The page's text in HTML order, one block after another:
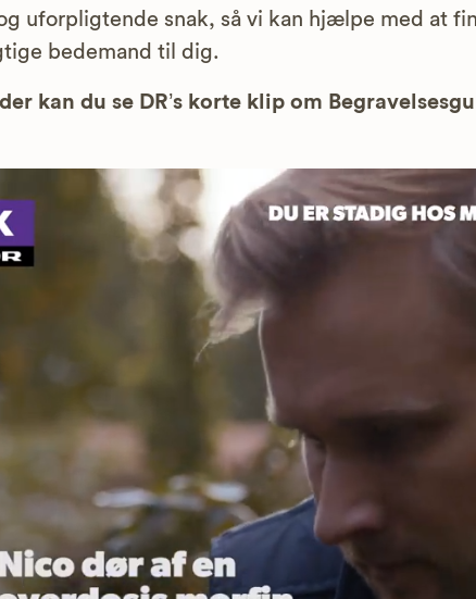
uforpligtende snak, så vi kan hjælpe med at
bedemand til dig.
kan du se DR’s korte klip om